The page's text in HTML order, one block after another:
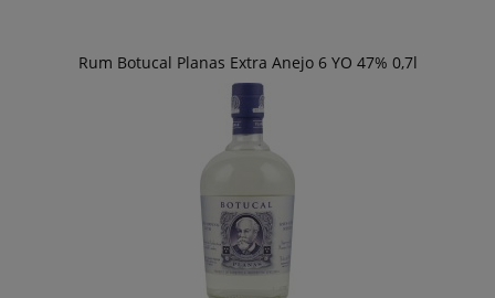
Rum Botucal Planas Extra Anejo 6 YO 47% 0,7l